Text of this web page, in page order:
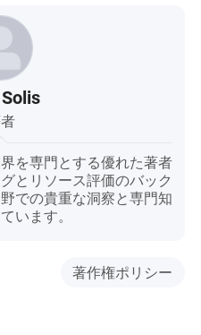
を専門とする優れた著者
とリソース評価のバック
での貴重な洞察と専門知
います。
著作権ポリシー